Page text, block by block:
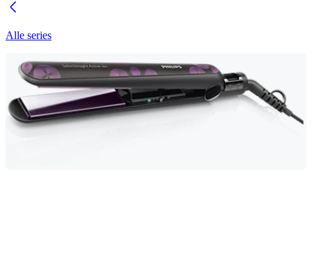
Alle series